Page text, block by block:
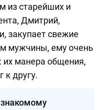
из старейших и
Дмитрий,
закупает свежие
мужчины, ему очень
их манера общения,
к другу.